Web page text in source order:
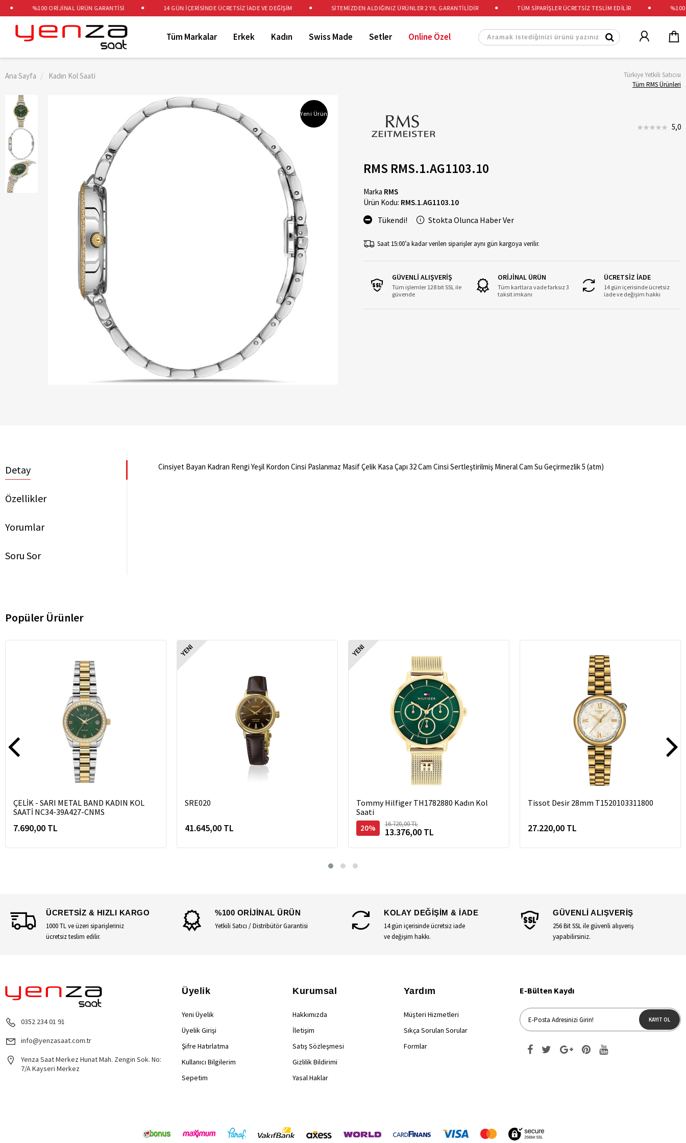
TÜM SİPARİŞLER ÜCRETSİZ TESLİM EDİLİR %100
%100 ORİJİNAL ÜRÜN GARANTİSİ 14 GÜN İÇERİSİNDE ÜCRETSİZ İADE VE DEĞİŞİM SİTEMİZDEN ALDIĞINIZ ÜRÜNLER 2 YIL GARANTİLİDİR
Tüm Markalar Erkek Kadın Swiss Made Setler Online Özel
Ana Sayfa Kadın Kol Saati
Türkiye Yetkili Satıcısı
Tüm RMS Ürünleri
Yeni Ürün
5,0
RMS RMS.1.AG1103.10
Marka RMS
Ürün Kodu: RMS.1.AG1103.10
Tükendi! Stokta Olunca Haber Ver
Saat 15:00’a kadar verilen siparişler aynı gün kargoya verilir.
GÜVENLİ ALIŞVERİŞ
Tüm işlemler 128 bit SSL ile
güvende
ORİJİNAL ÜRÜN
Tüm kartlara vade farksız 3
taksit imkanı
ÜCRETSİZ İADE
14 gün içerisinde ücretsiz
iade ve değişim hakkı
Detay
Özellikler
Yorumlar
Soru Sor
Cinsiyet Bayan Kadran Rengi Yeşil Kordon Cinsi Paslanmaz Masif Çelik Kasa Çapı 32 Cam Cinsi Sertleştirilmiş Mineral Cam Su Geçirmezlik 5 (atm)
Popüler Ürünler
ÇELİK - SARI METAL BAND KADIN KOL
SAATİ NC34-39A427-CNMS
7.690,00 TL
YENI
SRE020
41.645,00 TL
YENI
Tommy Hilfiger TH1782880 Kadın Kol
Saati
20% 16.720,00 TL
13.376,00 TL
Tissot Desir 28mm T1520103311800
27.220,00 TL
ÜCRETSİZ & HIZLI KARGO
1000 TL ve üzeri siparişleriniz
ücretsiz teslim edilir.
%100 ORİJİNAL ÜRÜN
Yetkili Satıcı / Distribütör Garantisi
KOLAY DEĞİŞİM & İADE
14 gün içerisinde ücretsiz iade
ve değişim hakkı.
GÜVENLİ ALIŞVERİŞ
256 Bit SSL ile güvenli alışveriş
yapabilirsiniz.
0352 234 01 91
info@yenzasaat.com.tr
Yenza Saat Merkez Hunat Mah. Zengin Sok. No:
7/A Kayseri Merkez
Üyelik
Yeni Üyelik
Üyelik Girişi
Şifre Hatırlatma
Kullanıcı Bilgilerim
Sepetim
Kurumsal
Hakkımızda
İletişim
Satış Sözleşmesi
Gizlilik Bildirimi
Yasal Haklar
Yardım
Müşteri Hizmetleri
Sıkça Sorulan Sorular
Formlar
E-Bülten Kaydı
KAYIT OL